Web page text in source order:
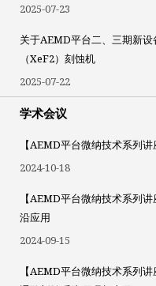
2025-07-23
关于AEMD平台二、三期新
（XeF2）刻蚀机
2025-07-22
学术会议
【AEMD平台微纳技术系列
2024-10-18
【AEMD平台微纳技术系列
沿应用
2024-09-15
【AEMD平台微纳技术系列